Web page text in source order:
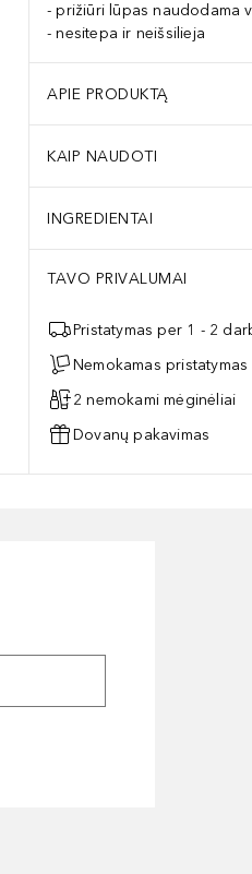
prižiūri lūpas naudodama
nesitepa ir neišsilieja
APIE PRODUKTĄ
KAIP NAUDOTI
INGREDIENTAI
TAVO PRIVALUMAI
Pristatymas per 1 - 2
Nemokamas
2 nemokami mėginėliai
Dovanų pakavimas